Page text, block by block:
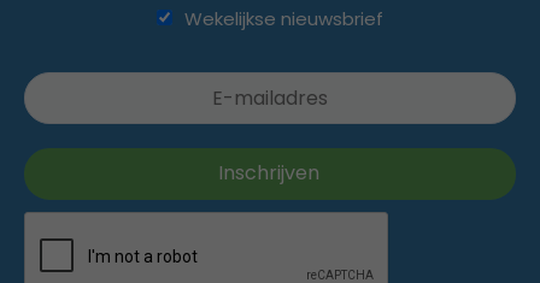
Wekelijkse nieuwsbrief